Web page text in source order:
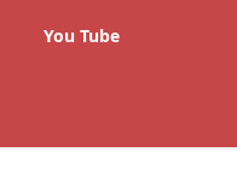
You Tube